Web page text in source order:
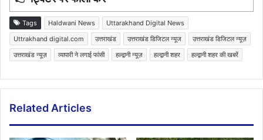
Tags Haldwani News
Uttarakhand Digital News
Uttrakhand digital.com
उत्तराखंड उत्तराखंड डिजिटल न्यूज
उत्तराखंड डिजिटल न्यूज़
उत्तराखंड न्यूज़
व्यापारी ने लगाई फांसी हल्द्वानी न्यूज़ हल्द्वानी शहर हल्द्वानी शहर की खबरें
Related Articles